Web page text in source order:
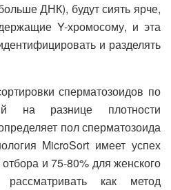
ДНК), будут сиять ярче,
Y-хромосому, и эта
и разделять
сперматозоидов по
на разнице плотности
пол сперматозоида
MicroSort имеет успех
и 75-80% для женского
как метод